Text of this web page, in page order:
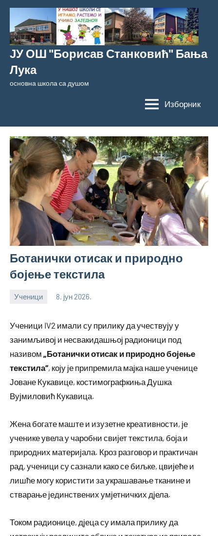
Скочи
садржај
ЈУ ОШ "Борисав Станковић" Бања
Лука
основна школа са душом
Изборник
Ботанички отисак и природно
бојење текстила
Ученици 8. јун 2026.
bstankovic
Ученици IV2 имали су прилику да учествују у
занимљивој и несвакидашњој радионици под
називом „Ботанички отисак и природно бојење
текстила“, коју је припремила мајка наше ученице
Јоване Кукавице, костимографкиња Душка
Вујмиловић Кукавица.
Жена богате маште и изузетне креативности, је
ученике увела у чаробни свијет текстила, боја и
природних материјала. Кроз разговор и практичан
рад, ученици су сазнали како се биљке, цвијеће и
лишће могу користити за украшавање тканине и
стварање јединствених умјетничких дјела.
Током радионице, дјеца су имала прилику да